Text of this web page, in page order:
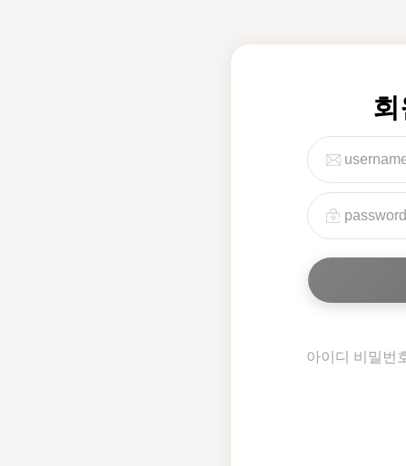
아이디 비밀번